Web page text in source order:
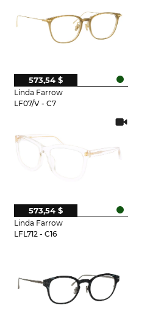
Linda Farrow
LF07/V - C7
573,54 $
Linda Farrow
LFL712 - C16
573,54 $